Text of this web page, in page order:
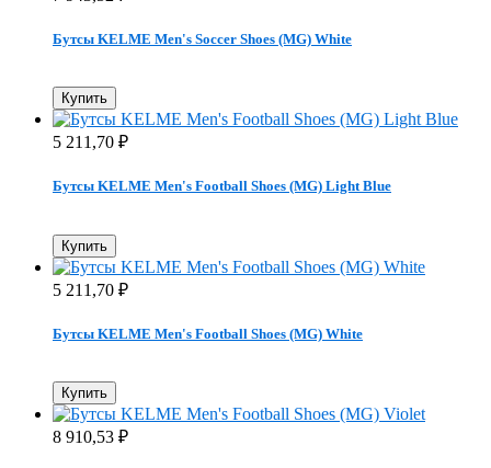
Бутсы KELME Men's Soccer Shoes (MG) White
Купить
5 211,70 ₽
Бутсы KELME Men's Football Shoes (MG) Light Blue
Купить
5 211,70 ₽
Бутсы KELME Men's Football Shoes (MG) White
Купить
8 910,53 ₽